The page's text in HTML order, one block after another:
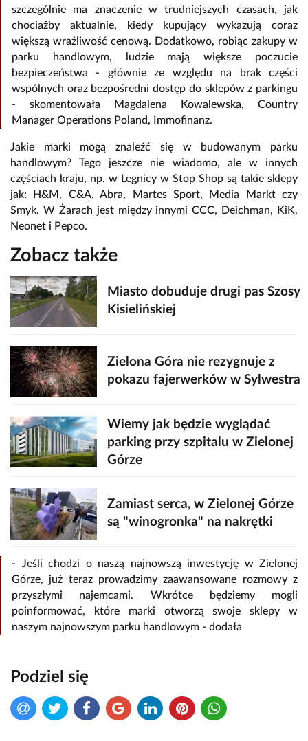
szczególnie ma znaczenie w trudniejszych czasach, jak
chociażby aktualnie, kiedy kupujący wykazują coraz
większą wrażliwość cenową. Dodatkowo, robiąc zakupy w
parku handlowym, ludzie mają większe poczucie
bezpieczeństwa - głównie ze względu na brak części
wspólnych oraz bezpośredni dostęp do sklepów z parkingu
- skomentowała Magdalena Kowalewska, Country
Manager Operations Poland, Immofinanz.
Jakie marki mogą znaleźć się w budowanym parku
handlowym? Tego jeszcze nie wiadomo, ale w innych
częściach kraju, np. w Legnicy w Stop Shop są takie sklepy
jak: H&M, C&A, Abra, Martes Sport, Media Markt czy
Smyk. W Żarach jest między innymi CCC, Deichman, KiK,
Neonet i Pepco.
Zobacz także
Miasto dobuduje drugi pas Szosy
Kisielińskiej
Zielona Góra nie rezygnuje z
pokazu fajerwerków w Sylwestra
Wiemy jak będzie wyglądać
parking przy szpitalu w Zielonej
Górze
Zamiast serca, w Zielonej Górze
są "winogronka" na nakrętki
- Jeśli chodzi o naszą najnowszą inwestycję w Zielonej
Górze, już teraz prowadzimy zaawansowane rozmowy z
przyszłymi najemcami. Wkrótce będziemy mogli
poinformować, które marki otworzą swoje sklepy w
naszym najnowszym parku handlowym - dodała
Podziel się